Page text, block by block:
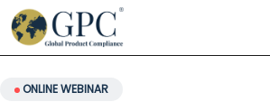
ONLINE WEBINAR